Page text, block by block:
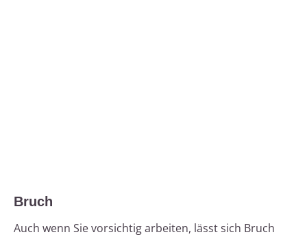
Bruch
Auch wenn Sie vorsichtig arbeiten, lässt sich Bruch